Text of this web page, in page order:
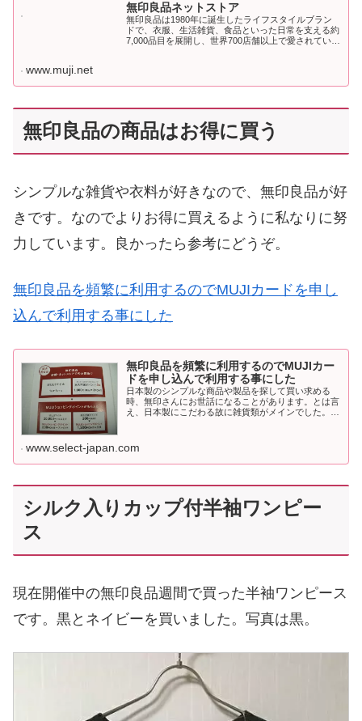
無印良品ネットストア
無印良品は1980年に誕生したライフスタイルブラン
ドで、衣服、生活雑貨、食品といった日常を支える約
7,000品目を展開し、世界700店舗以上で愛されていま
www.muji.net
無印良品の商品はお得に買う
シンプルな雑貨や衣料が好きなので、無印良品が好
きです。なのでよりお得に買えるように私なりに努
力しています。良かったら参考にどうぞ。
無印良品を頻繁に利用するのでMUJIカードを申し
込んで利用する事にした
無印良品を頻繁に利用するのでMUJIカー
ドを申し込んで利用する事にした
日本製のシンプルな商品や製品を探して買い求める
時、無印さんにお世話になることがあります。とは言
え、日本製にこだわる故に雑貨類がメインでした。し
www.select-japan.com
シルク入りカップ付半袖ワンピー
ス
現在開催中の無印良品週間で買った半袖ワンピース
です。黒とネイビーを買いました。写真は黒。